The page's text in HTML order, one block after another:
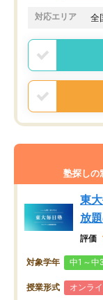
対応エリア 全
塾探しの
東
放
評価
対象学年 中1～中3
授業形式 オンラ